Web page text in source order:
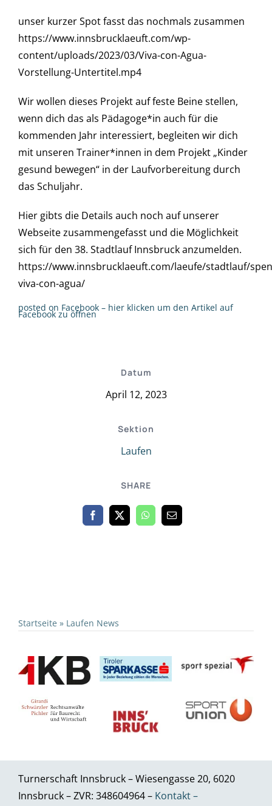
Datum
April 12, 2023
Sektion
Laufen
SHARE
unser kurzer Spot fasst das nochmals zusammen
https://www.innsbrucklaeuft.com/wp-
content/uploads/2023/03/Viva-con-Agua-
Vorstellung-Untertitel.mp4
Wir wollen dieses Projekt auf feste Beine stellen,
wenn dich das als Pädagoge*in auch für die
kommenden Jahr interessiert, begleiten wir dich
mit unseren Trainer*innen in dem Projekt „Kinder
gesund bewegen“ in der Laufvorbereitung durch
das Schuljahr.
Hier gibts die Details auch noch auf unserer
Webseite zusammengefasst und die Möglichkeit
sich für den 38. Stadtlauf Innsbruck anzumelden.
https://www.innsbrucklaeuft.com/laeufe/stadtlauf/
viva-con-agua/
posted on Facebook – hier klicken um den Artikel auf
Facebook zu öffnen
Startseite » Laufen News
Turnerschaft Innsbruck – Wiesengasse 20, 6020
Innsbruck – ZVR: 348604964 – Kontakt –